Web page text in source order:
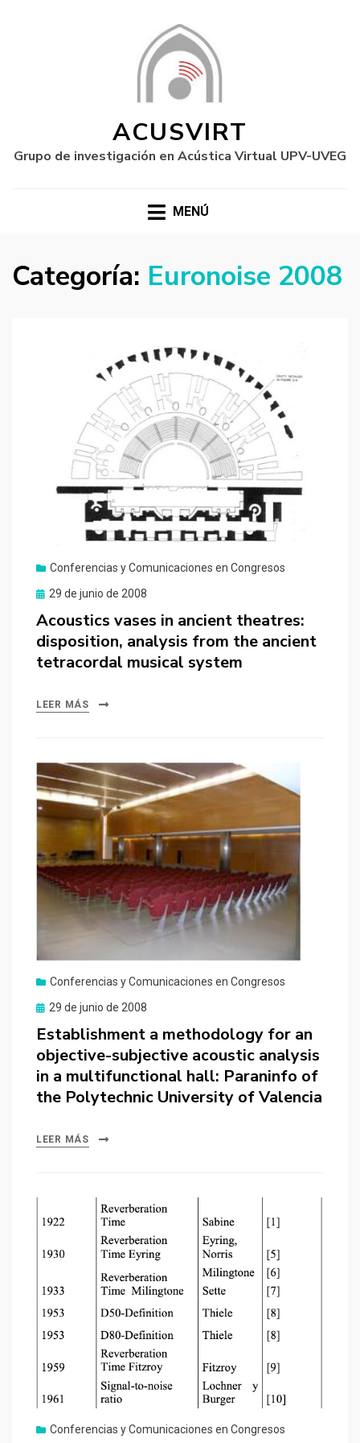
ACUSVIRT
Grupo de investigación en Acústica Virtual UPV-UVEG
MENÚ
Categoría: Euronoise 2008
Conferencias y Comunicaciones en Congresos
Publicado
29 de junio de 2008
Acoustics vases in ancient theatres:
disposition, analysis from the ancient
tetracordal musical system
LEER MÁS
Conferencias y Comunicaciones en Congresos
Publicado
29 de junio de 2008
Establishment a methodology for an
objective-subjective acoustic analysis
in a multifunctional hall: Paraninfo of
the Polytechnic University of Valencia
LEER MÁS
Conferencias y Comunicaciones en Congresos